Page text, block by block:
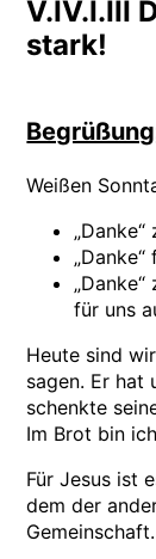
V.IV.I.III
stark!
Weißen
für uns
Heute sind
sagen. Er hat
schenkte
Im Brot bin
Für Jesus ist
dem der